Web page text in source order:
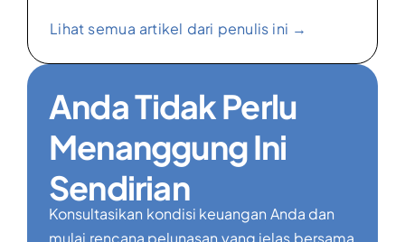
Lihat semua artikel dari penulis ini →
Anda Tidak Perlu
Menanggung Ini
Sendirian
Konsultasikan kondisi keuangan Anda dan